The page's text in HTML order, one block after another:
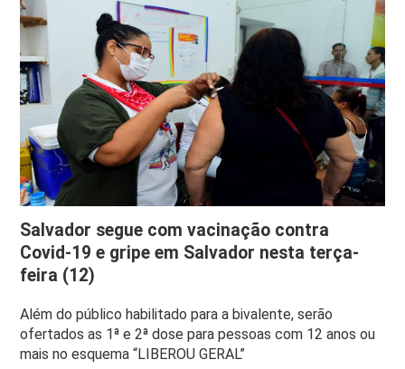
Salvador segue com vacinação contra
Covid-19 e gripe em Salvador nesta terça-
feira (12)
Além do público habilitado para a bivalente, serão
ofertados as 1ª e 2ª dose para pessoas com 12 anos ou
mais no esquema “LIBEROU GERAL”